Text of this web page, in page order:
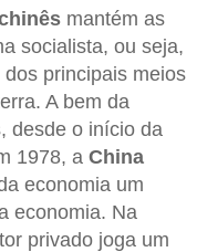
mantém as
socialista, ou seja,
principais meios
A bem da
desde o início da
1978, a China
economia um
economia. Na
privado joga um